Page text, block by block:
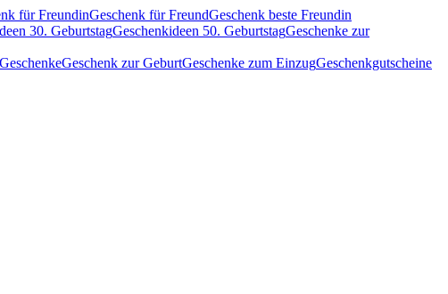
für FreundinGeschenk für FreundGeschenk beste Freundin
30. GeburtstagGeschenkideen 50. GeburtstagGeschenke zur
Geschenk zur GeburtGeschenke zum EinzugGeschenkgutscheine